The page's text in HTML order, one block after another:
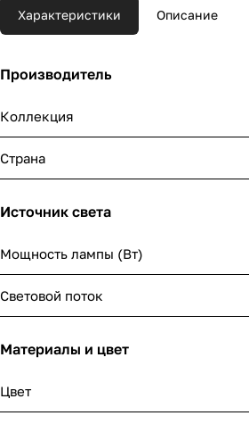
Характеристики Описание
Производитель
Коллекция
Страна
Источник света
Мощность лампы (Вт)
Световой поток
Материалы и цвет
Цвет